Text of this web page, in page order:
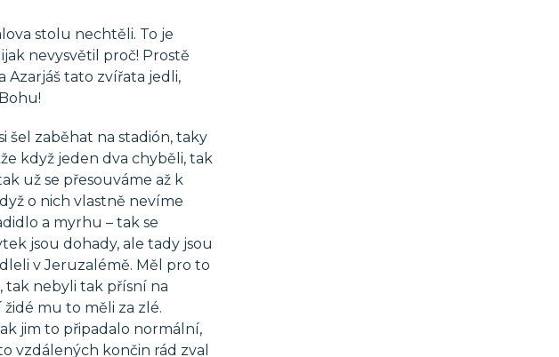
stolu nechtěli. To je
nevysvětil proč! Prostě
Azarjáš tato zvířata jedli,
šel zaběhat na stadión, taky
když jeden dva chyběli, tak
už se přesouváme až k
o nich vlastně nevíme
a myrhu – tak se
jsou dohady, ale tady jsou
v Jeruzalémě. Měl pro to
tak nebyli tak přísní na
mu to měli za zlé.
jim to připadalo normální,
vzdálených končin rád zval